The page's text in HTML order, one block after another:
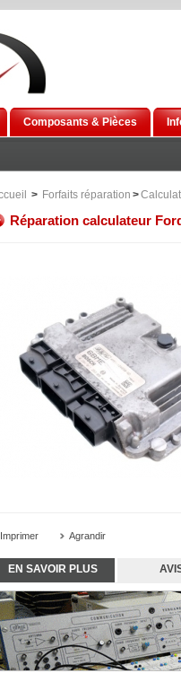
Composants & Pièces
> Forfaits réparation >
Réparation calculateur
Imprimer Agrandir
EN SAVOIR PLUS